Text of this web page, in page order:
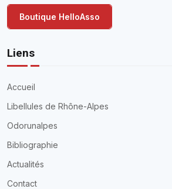
Boutique HelloAsso
Liens
Accueil
Libellules de Rhône-Alpes
Odorunalpes
Bibliographie
Actualités
Contact